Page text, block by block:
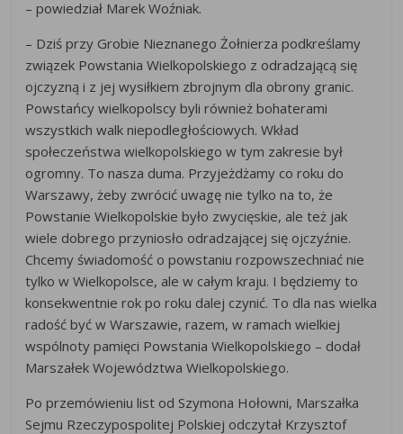
– powiedział Marek Woźniak.
– Dziś przy Grobie Nieznanego Żołnierza podkreślamy
związek Powstania Wielkopolskiego z odradzającą się
ojczyzną i z jej wysiłkiem zbrojnym dla obrony granic.
Powstańcy wielkopolscy byli również bohaterami
wszystkich walk niepodległościowych. Wkład
społeczeństwa wielkopolskiego w tym zakresie był
ogromny. To nasza duma. Przyjeżdżamy co roku do
Warszawy, żeby zwrócić uwagę nie tylko na to, że
Powstanie Wielkopolskie było zwycięskie, ale też jak
wiele dobrego przyniosło odradzającej się ojczyźnie.
Chcemy świadomość o powstaniu rozpowszechniać nie
tylko w Wielkopolsce, ale w całym kraju. I będziemy to
konsekwentnie rok po roku dalej czynić. To dla nas wielka
radość być w Warszawie, razem, w ramach wielkiej
wspólnoty pamięci Powstania Wielkopolskiego – dodał
Marszałek Województwa Wielkopolskiego.
Po przemówieniu list od Szymona Hołowni, Marszałka
Sejmu Rzeczypospolitej Polskiej odczytał Krzysztof